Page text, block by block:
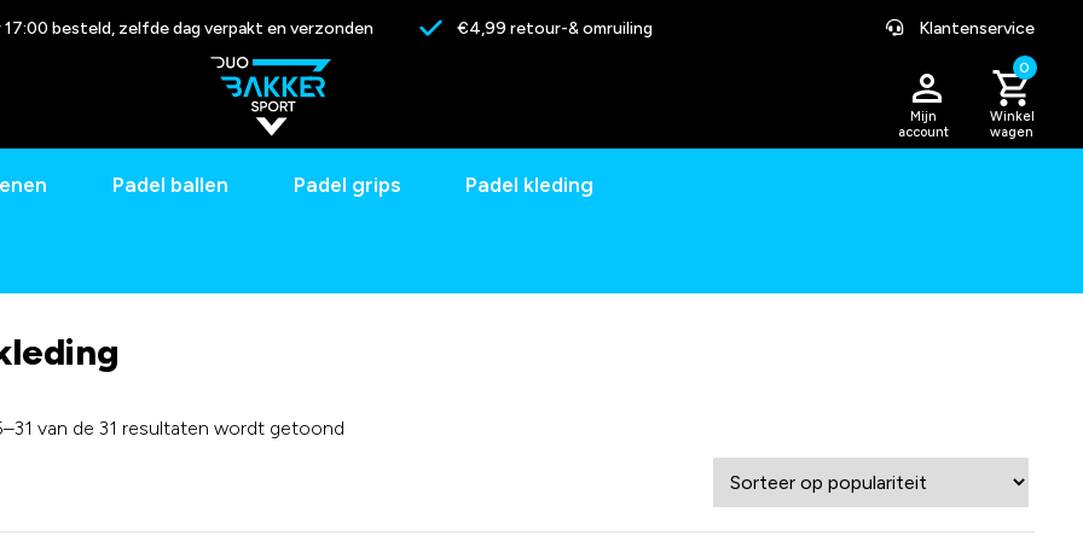
besteld, zelfde dag verpakt en verzonden €4,99 retour-& omruiling Klantenservice
Mijn
account
Winkel
wagen
0
Padel ballen Padel grips Padel kleding
van de 31 resultaten wordt getoond